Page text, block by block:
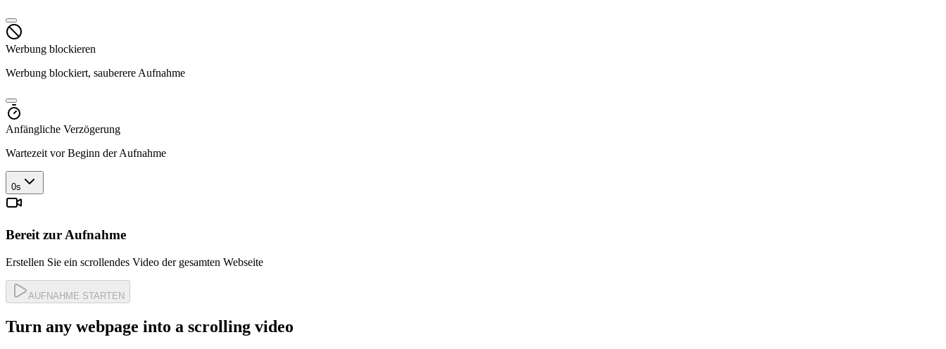
Werbung blockieren
Werbung blockiert, sauberere Aufnahme
Anfängliche Verzögerung
Wartezeit vor Beginn der Aufnahme
0s
Bereit zur Aufnahme
Erstellen Sie ein scrollendes Video der gesamten Webseite
AUFNAHME STARTEN
Turn any webpage into a scrolling video